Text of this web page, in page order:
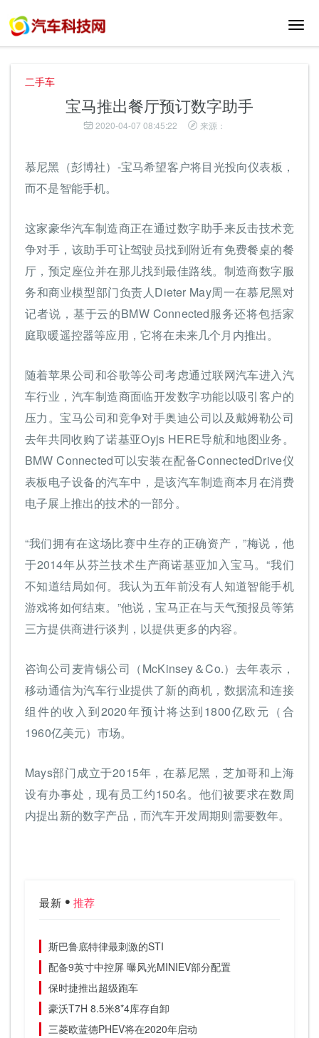
切
二手车
宝马推出餐厅预订数字助手
2020-04-07 08:45:22 来源：
慕尼黑（彭博社）-宝马希望客户将目光投向仪表板，
而不是智能手机。
这家豪华汽车制造商正在通过数字助手来反击技术竞
争对手，该助手可让驾驶员找到附近有免费餐桌的餐
厅，预定座位并在那儿找到最佳路线。制造商数字服
务和商业模型部门负责人Dieter May周一在慕尼黑对
记者说，基于云的BMW Connected服务还将包括家
庭取暖遥控器等应用，它将在未来几个月内推出。
随着苹果公司和谷歌等公司考虑通过联网汽车进入汽
车行业，汽车制造商面临开发数字功能以吸引客户的
压力。宝马公司和竞争对手奥迪公司以及戴姆勒公司
去年共同收购了诺基亚Oyjs HERE导航和地图业务。
BMW Connected可以安装在配备ConnectedDrive仪
表板电子设备的汽车中，是该汽车制造商本月在消费
电子展上推出的技术的一部分。
“我们拥有在这场比赛中生存的正确资产，”梅说，他
于2014年从芬兰技术生产商诺基亚加入宝马。“我们
不知道结局如何。我认为五年前没有人知道智能手机
游戏将如何结束。”他说，宝马正在与天气预报员等第
三方提供商进行谈判，以提供更多的内容。
咨询公司麦肯锡公司（McKinsey＆Co.）去年表示，
移动通信为汽车行业提供了新的商机，数据流和连接
组件的收入到2020年预计将达到1800亿欧元（合
1960亿美元）市场。
Mays部门成立于2015年，在慕尼黑，芝加哥和上海
设有办事处，现有员工约150名。他们被要求在数周
内提出新的数字产品，而汽车开发周期则需要数年。
最新 推荐
斯巴鲁底特律最刺激的STI
配备9英寸中控屏 曝风光MINIEV部分配置
保时捷推出超级跑车
豪沃T7H 8.5米8*4库存自卸
三菱欧蓝德PHEV将在2020年启动